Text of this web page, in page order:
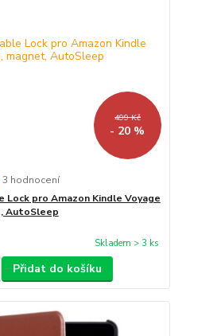
499 Kč
- 20 %
3 hodnocení
Lock pro Amazon Kindle Voyage
AutoSleep
Skladem > 3 ks
Přidat do košíku